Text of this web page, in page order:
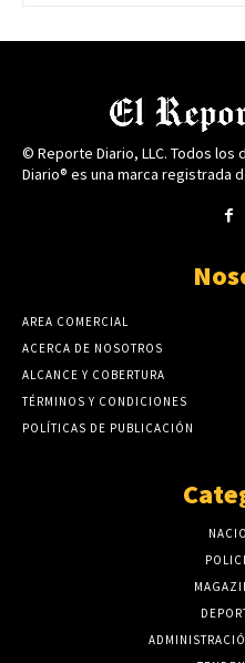
© Reporte Diario, LLC. Todos
Diario® es una marca registrada
AREA COMERCIAL
ACERCA DE NOSOTROS
ALCANCE Y COBERTURA
TÉRMINOS Y CONDICIONES
POLÍTICAS DE PUBLICACIÓN